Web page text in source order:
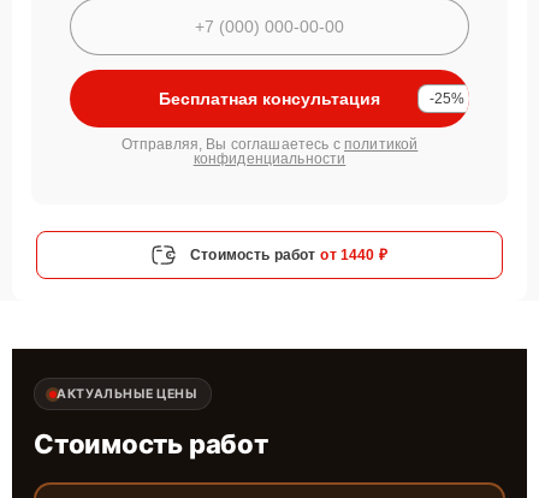
Бесплатная консультация -25%
Отправляя, Вы соглашаетесь с политикой
конфиденциальности
Стоимость работ от 1440 ₽
АКТУАЛЬНЫЕ ЦЕНЫ
Стоимость работ